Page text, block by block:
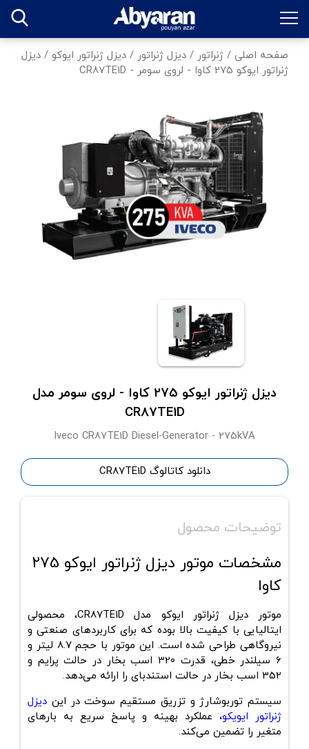
صفحه اصلی / ژنراتور / دیزل ژنراتور / دیزل ژنراتور ایوکو / دیزل
ژنراتور ایوکو 275 کاوا - لروی سومر - CR87TE1D
دیزل ژنراتور ایوکو 275 کاوا - لروی سومر مدل
CR87TE1D
Iveco CR87TE1D Diesel-Generator - 275kVA
دانلود کاتالوگ CR87TE1D
توضیحات محصول
مشخصات موتور دیزل ژنراتور ایوکو 275
کاوا
موتور دیزل ژنراتور ایوکو مدل CR87TE1D، محصولی
ایتالیایی با کیفیت بالا بوده که برای کاربردهای صنعتی و
نیروگاهی طراحی شده است. این موتور با حجم 8.7 لیتر و
6 سیلندر خطی، قدرت 320 اسب بخار در حالت پرایم و
352 اسب بخار در حالت استندبای را ارائه می‌دهد.
سیستم توربوشارژ و تزریق مستقیم سوخت در این دیزل
ژنراتور ایویکو، عملکرد بهینه و پاسخ سریع به بارهای
متغیر را تضمین می‌کند.